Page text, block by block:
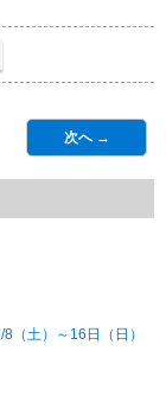
次へ →
（土）～16日（日）